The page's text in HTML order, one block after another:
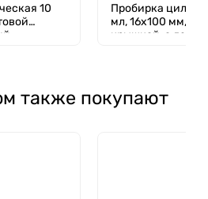
10
Пробирка
мл, 16х100 мм, с
крышкой, с
также покупают